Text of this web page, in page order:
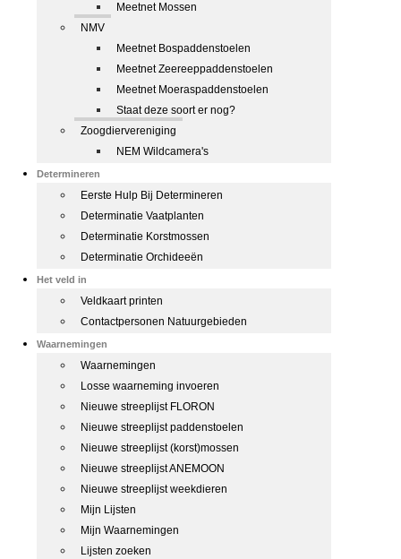
Meetnet Mossen
NMV
Meetnet Bospaddenstoelen
Meetnet Zeereeppaddenstoelen
Meetnet Moeraspaddenstoelen
Staat deze soort er nog?
Zoogdiervereniging
NEM Wildcamera's
Determineren
Eerste Hulp Bij Determineren
Determinatie Vaatplanten
Determinatie Korstmossen
Determinatie Orchideeën
Het veld in
Veldkaart printen
Contactpersonen Natuurgebieden
Waarnemingen
Waarnemingen
Losse waarneming invoeren
Nieuwe streeplijst FLORON
Nieuwe streeplijst paddenstoelen
Nieuwe streeplijst (korst)mossen
Nieuwe streeplijst ANEMOON
Nieuwe streeplijst weekdieren
Mijn Lijsten
Mijn Waarnemingen
Lijsten zoeken